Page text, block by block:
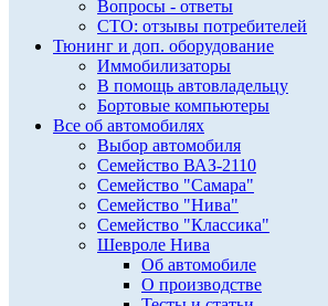
Вопросы - ответы
СТО: отзывы потребителей
Тюнинг и доп. оборудование
Иммобилизаторы
В помощь автовладельцу
Бортовые компьютеры
Все об автомобилях
Выбор автомобиля
Семейство ВАЗ-2110
Семейство "Самара"
Семейство "Нива"
Семейство "Классика"
Шевроле Нива
Об автомобиле
О производстве